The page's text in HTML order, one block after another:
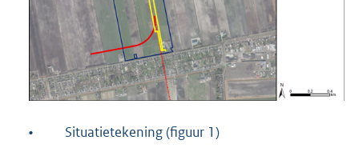
• Situatietekening (figuur 1)